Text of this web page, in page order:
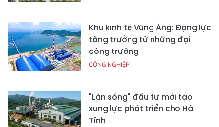
Khu kinh tế Vũng Áng: Động lực
tăng trưởng từ những đại
công trường
CÔNG NGHIỆP
"Làn sóng" đầu tư mới tạo
xung lực phát triển cho Hà
Tĩnh